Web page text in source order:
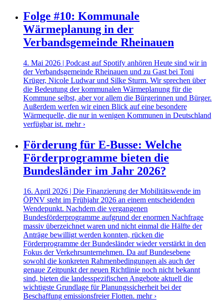
Folge #10: Kommunale
Wärmeplanung in der
Verbandsgemeinde Rheinauen
4. Mai 2026 | Podcast auf Spotify anhören Heute sind wir in
der Verbandsgemeinde Rheinauen und zu Gast bei Toni
Krüger, Nicole Ludwar und Silke Sturm. Wir sprechen über
die Bedeutung der kommunalen Wärmeplanung für die
Kommune selbst, aber vor allem die Bürgerinnen und Bürger.
Außerdem werfen wir einen Blick auf eine besondere
Wärmequelle, die nur in wenigen Kommunen in Deutschland
verfügbar ist. mehr ›
Förderung für E-Busse: Welche
Förderprogramme bieten die
Bundesländer im Jahr 2026?
16. April 2026 | Die Finanzierung der Mobilitätswende im
ÖPNV steht im Frühjahr 2026 an einem entscheidenden
Wendepunkt. Nachdem die vergangenen
Bundesförderprogramme aufgrund der enormen Nachfrage
massiv überzeichnet waren und nicht einmal die Hälfte der
Anträge bewilligt werden konnten, rücken die
Förderprogramme der Bundesländer wieder verstärkt in den
Fokus der Verkehrsunternehmen. Da auf Bundesebene
sowohl die konkreten Rahmenbedingungen als auch der
genaue Zeitpunkt der neuen Richtlinie noch nicht bekannt
sind, bieten die landesspezifischen Angebote aktuell die
wichtigste Grundlage für Planungssicherheit bei der
Beschaffung emissionsfreier Flotten. mehr ›